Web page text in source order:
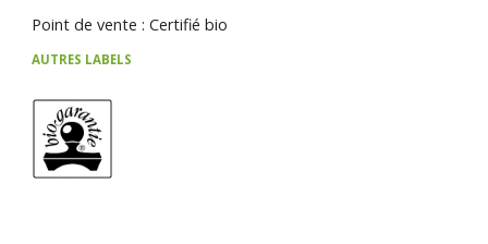
Point de vente : Certifié bio
AUTRES LABELS